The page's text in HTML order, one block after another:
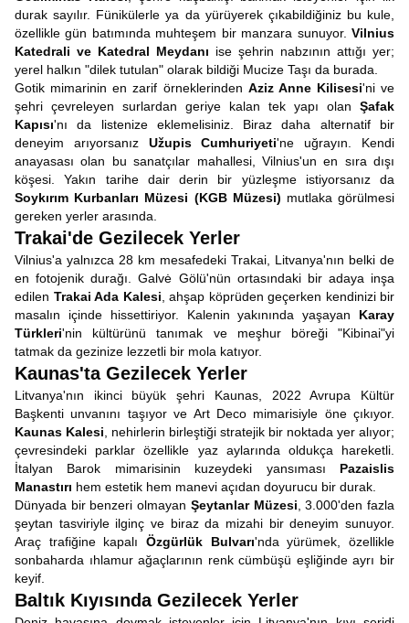
durak sayılır. Fünikülerle ya da yürüyerek çıkabildiğiniz bu kule,
özellikle gün batımında muhteşem bir manzara sunuyor. Vilnius
Katedrali ve Katedral Meydanı ise şehrin nabzının attığı yer;
yerel halkın "dilek tutulan" olarak bildiği Mucize Taşı da burada.
Gotik mimarinin en zarif örneklerinden Aziz Anne Kilisesi'ni ve
şehri çevreleyen surlardan geriye kalan tek yapı olan Şafak
Kapısı'nı da listenize eklemelisiniz. Biraz daha alternatif bir
deneyim arıyorsanız Užupis Cumhuriyeti'ne uğrayın. Kendi
anayasası olan bu sanatçılar mahallesi, Vilnius'un en sıra dışı
köşesi. Yakın tarihe dair derin bir yüzleşme istiyorsanız da
Soykırım Kurbanları Müzesi (KGB Müzesi) mutlaka görülmesi
gereken yerler arasında.
Trakai'de Gezilecek Yerler
Vilnius'a yalnızca 28 km mesafedeki Trakai, Litvanya'nın belki de
en fotojenik durağı. Galvė Gölü'nün ortasındaki bir adaya inşa
edilen Trakai Ada Kalesi , ahşap köprüden geçerken kendinizi bir
masalın içinde hissettiriyor. Kalenin yakınında yaşayan Karay
Türkleri'nin kültürünü tanımak ve meşhur böreği "Kibinai"yi
tatmak da gezinize lezzetli bir mola katıyor.
Kaunas'ta Gezilecek Yerler
Litvanya'nın ikinci büyük şehri Kaunas, 2022 Avrupa Kültür
Başkenti unvanını taşıyor ve Art Deco mimarisiyle öne çıkıyor.
Kaunas Kalesi , nehirlerin birleştiği stratejik bir noktada yer alıyor;
çevresindeki parklar özellikle yaz aylarında oldukça hareketli.
İtalyan Barok mimarisinin kuzeydeki yansıması Pazaislis
Manastırı hem estetik hem manevi açıdan doyurucu bir durak.
Dünyada bir benzeri olmayan Şeytanlar Müzesi , 3.000'den fazla
şeytan tasviriyle ilginç ve biraz da mizahi bir deneyim sunuyor.
Araç trafiğine kapalı Özgürlük Bulvarı'nda yürümek, özellikle
sonbaharda ıhlamur ağaçlarının renk cümbüşü eşliğinde ayrı bir
keyif.
Baltık Kıyısında Gezilecek Yerler